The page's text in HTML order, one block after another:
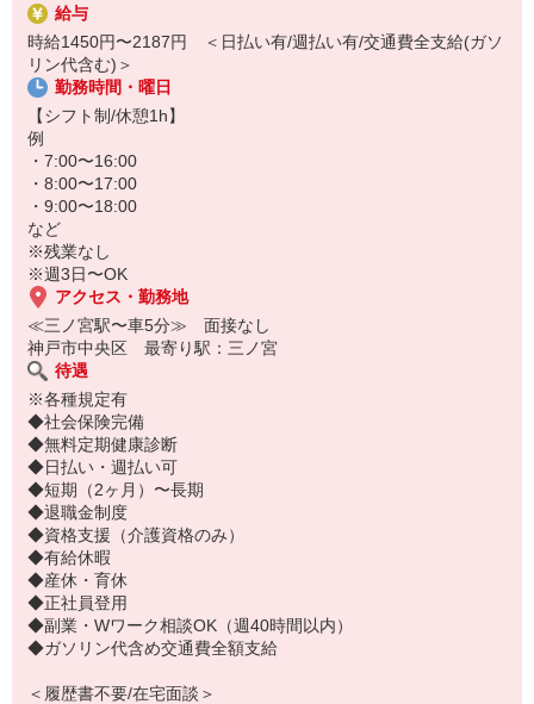
・送迎（できる方のみ）
など
働く時間は日勤帯のみ！
プライベートとの両立らくらく◎
16時・17時退社も可能♪
子育て世代活躍中です＊
給与
時給1450円〜2187円 ＜日払い有/週払い有/交通費全支給(ガソ
リン代含む)＞
勤務時間・曜日
【シフト制/休憩1h】
例
・7:00〜16:00
・8:00〜17:00
・9:00〜18:00
など
※残業なし
※週3日〜OK
アクセス・勤務地
≪三ノ宮駅〜車5分≫ 面接なし
神戸市中央区 最寄り駅：三ノ宮
待遇
※各種規定有
◆社会保険完備
◆無料定期健康診断
◆日払い・週払い可
◆短期（2ヶ月）〜長期
◆退職金制度
◆資格支援（介護資格のみ）
◆有給休暇
◆産休・育休
◆正社員登用
◆副業・Wワーク相談OK（週40時間以内）
◆ガソリン代含め交通費全額支給
＜履歴書不要/在宅面談＞